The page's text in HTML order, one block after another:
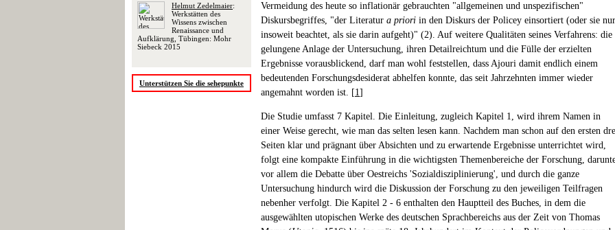
Helmut Zedelmaier:
Werkstätten des
Wissens zwischen
Renaissance und
Aufklärung, Tübingen: Mohr
Siebeck 2015
Unterstützen Sie die sehepunkte
Vermeidung des heute so inflationär gebrauchten "allgemeinen und unspezifischen"
Diskursbegriffes, "der Literatur a priori in den Diskurs der Policey einsortiert (oder sie nur
insoweit beachtet, als sie darin aufgeht)" (2). Auf weitere Qualitäten seines Verfahrens: die
gelungene Anlage der Untersuchung, ihren Detailreichtum und die Fülle der erzielten
Ergebnisse vorausblickend, darf man wohl feststellen, dass Ajouri damit endlich einem
bedeutenden Forschungsdesiderat abhelfen konnte, das seit Jahrzehnten immer wieder
angemahnt worden ist. [1]
Die Studie umfasst 7 Kapitel. Die Einleitung, zugleich Kapitel 1, wird ihrem Namen in
einer Weise gerecht, wie man das selten lesen kann. Nachdem man schon auf den ersten
Seiten klar und prägnant über Absichten und zu erwartende Ergebnisse unterrichtet wird,
folgt eine kompakte Einführung in die wichtigsten Themenbereiche der Forschung,
vor allem die Debatte über Oestreichs 'Sozialdisziplinierung', und durch die ganze
Untersuchung hindurch wird die Diskussion der Forschung zu den jeweiligen Teilfragen
nebenher verfolgt. Die Kapitel 2 - 6 enthalten den Hauptteil des Buches, in dem die
ausgewählten utopischen Werke des deutschen Sprachbereichs aus der Zeit von Thomas